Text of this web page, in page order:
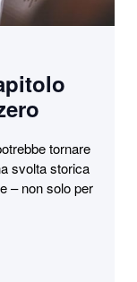
tornare
svolta storica
– non solo per